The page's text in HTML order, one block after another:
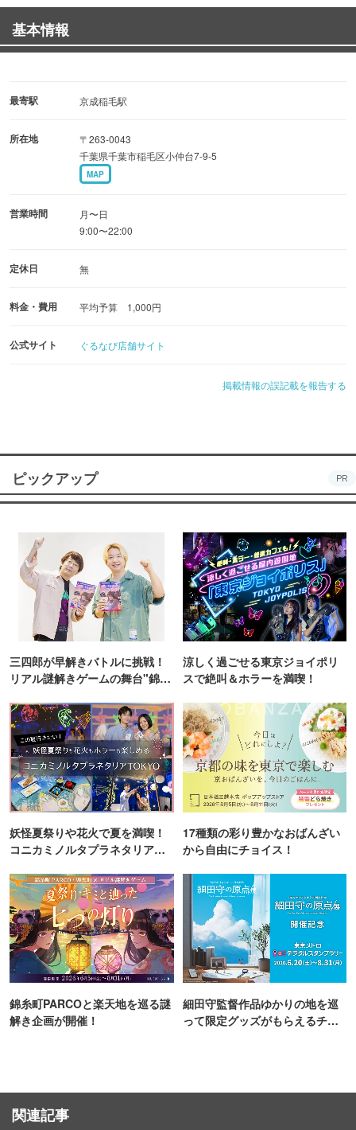
基本情報
最寄駅 京成稲毛駅
所在地
〒263-0043
千葉県千葉市稲毛区小仲台7-9-5
MAP
営業時間
月〜日
9:00〜22:00
定休日 無
料金・費用 平均予算 1,000円
公式サイト ぐるなび店舗サイト
掲載情報の誤記載を報告する
ピックアップ PR
三四郎が早解きバトルに挑戦！
リアル謎解きゲームの舞台"錦糸
涼しく過ごせる東京ジョイポリ
スで絶叫＆ホラーを満喫！
妖怪夏祭りや花火で夏を満喫！
コニカミノルタプラネタリア
17種類の彩り豊かなおばんざい
から自由にチョイス！
錦糸町PARCOと楽天地を巡る謎
解き企画が開催！
細田守監督作品ゆかりの地を巡
って限定グッズがもらえるチャ
関連記事